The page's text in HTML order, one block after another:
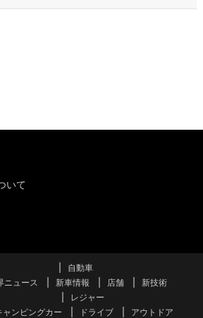
いて
自動車
ニュース
新車情報 店舗
新技術
レジャー
ャンピングカー
ドライブ アウトドア